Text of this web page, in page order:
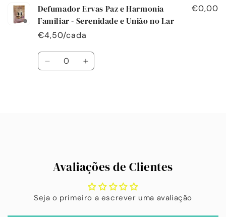
Defumador Ervas Paz e Harmonia
Familiar - Serenidade e União no Lar
€4,50/cada
€0,00
Quantidade
Diminuir
Aumentar
Avaliações de Clientes
Seja o primeiro a escrever uma avaliação